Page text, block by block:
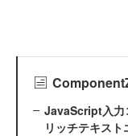
JavaScript入力
リッチテキスト